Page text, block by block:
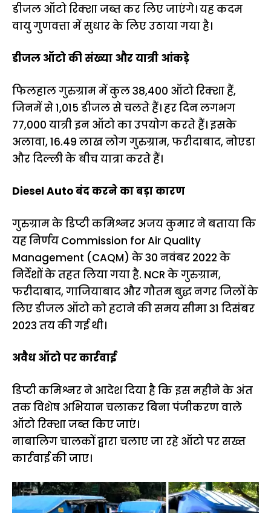
डीजल ऑटो रिक्शा जब्त कर लिए जाएंगे। यह कदम
वायु गुणवत्ता में सुधार के लिए उठाया गया है।
डीजल ऑटो की संख्या और यात्री आंकड़े
फिलहाल गुरुग्राम में कुल 38,400 ऑटो रिक्शा हैं,
जिनमें से 1,015 डीजल से चलते हैं। हर दिन लगभग
77,000 यात्री इन ऑटो का उपयोग करते हैं। इसके
अलावा, 16.49 लाख लोग गुरुग्राम, फरीदाबाद, नोएडा
और दिल्ली के बीच यात्रा करते हैं।
Diesel Auto बंद करने का बड़ा कारण
गुरुग्राम के डिप्टी कमिश्नर अजय कुमार ने बताया कि
यह निर्णय Commission for Air Quality
Management (CAQM) के 30 नवंबर 2022 के
निर्देशों के तहत लिया गया है. NCR के गुरुग्राम,
फरीदाबाद, गाजियाबाद और गौतम बुद्ध नगर जिलों के
लिए डीजल ऑटो को हटाने की समय सीमा 31 दिसंबर
2023 तय की गई थी।
अवैध ऑटो पर कार्रवाई
डिप्टी कमिश्नर ने आदेश दिया है कि इस महीने के अंत
तक विशेष अभियान चलाकर बिना पंजीकरण वाले
ऑटो रिक्शा जब्त किए जाएं।
नाबालिग चालकों द्वारा चलाए जा रहे ऑटो पर सख्त
कार्रवाई की जाए।